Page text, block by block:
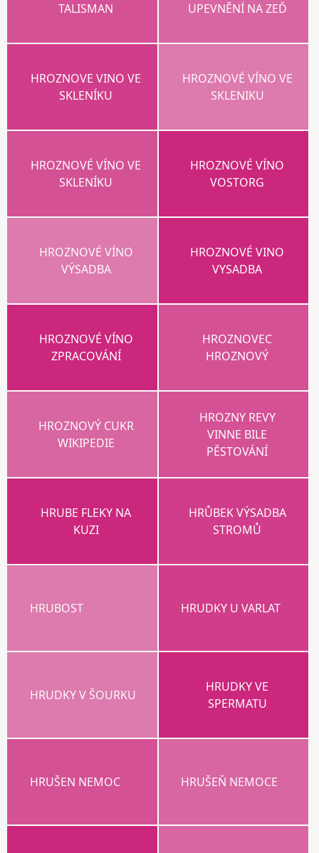
TALISMAN
UPEVNĚNÍ NA ZEĎ
HROZNOVE VINO VE
SKLENÍKU
HROZNOVÉ VÍNO VE
SKLENIKU
HROZNOVÉ VÍNO VE
SKLENÍKU
HROZNOVÉ VÍNO
VOSTORG
HROZNOVÉ VÍNO
VÝSADBA
HROZNOVÉ VINO
VYSADBA
HROZNOVÉ VÍNO
ZPRACOVÁNÍ
HROZNOVEC
HROZNOVÝ
HROZNOVÝ CUKR
WIKIPEDIE
HROZNY REVY
VINNE BILE
PĚSTOVÁNÍ
HRUBE FLEKY NA
KUZI
HRŮBEK VÝSADBA
STROMŮ
HRUBOST HRUDKY U VARLAT
HRUDKY V ŠOURKU
HRUDKY VE
SPERMATU
HRUŠEN NEMOC HRUŠEŇ NEMOCE